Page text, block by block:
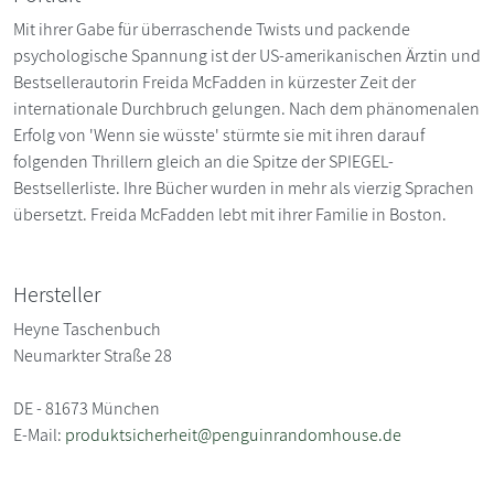
Mit ihrer Gabe für überraschende Twists und packende
psychologische Spannung ist der US-amerikanischen Ärztin und
Bestsellerautorin Freida McFadden in kürzester Zeit der
internationale Durchbruch gelungen. Nach dem phänomenalen
Erfolg von 'Wenn sie wüsste' stürmte sie mit ihren darauf
folgenden Thrillern gleich an die Spitze der SPIEGEL-
Bestsellerliste. Ihre Bücher wurden in mehr als vierzig Sprachen
übersetzt. Freida McFadden lebt mit ihrer Familie in Boston.
Hersteller
Heyne Taschenbuch
Neumarkter Straße 28
DE - 81673 München
E-Mail: produktsicherheit@penguinrandomhouse.de